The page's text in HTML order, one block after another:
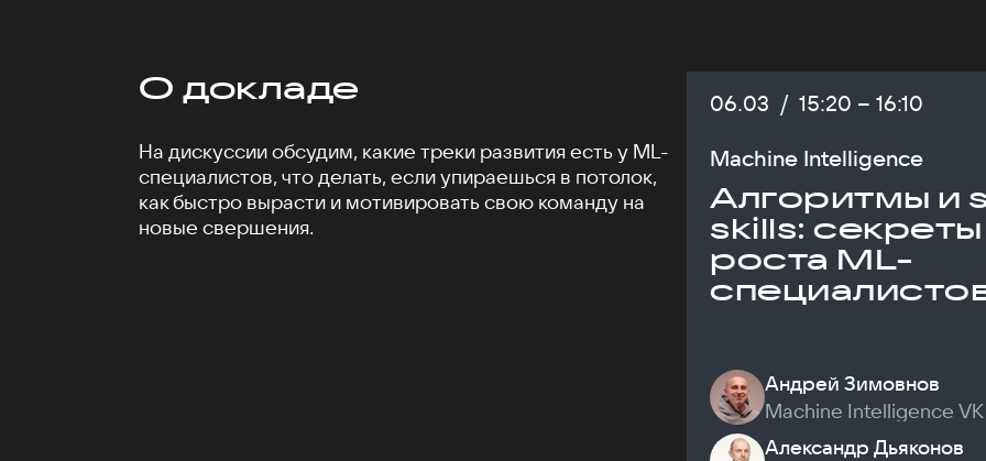
О докладе
На дискуссии обсудим, какие треки развития есть у ML-
специалистов, что делать, если упираешься в потолок,
как быстро вырасти и мотивировать свою команду на
новые свершения.
Дата:
06.03 / Начало:
15:20 – Конец:
16:10
Machine Intelligence
Алгоритмы и
skills: секреты
роста ML-
Андрей Зимовнов
Machine Intelligence VK
Александр Дьяконов